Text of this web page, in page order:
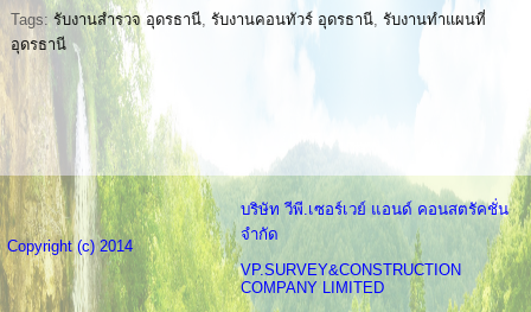
Tags: รับงานสำรวจ อุดรธานี, รับงานคอนทัวร์ อุดรธานี, รับงานทำแผนที่
อุดรธานี
Copyright (c) 2014
บริษัท วีพี.เซอร์เวย์ แอนด์ คอนสตรัคชั่น
จำกัด
VP.SURVEY&CONSTRUCTION
COMPANY LIMITED